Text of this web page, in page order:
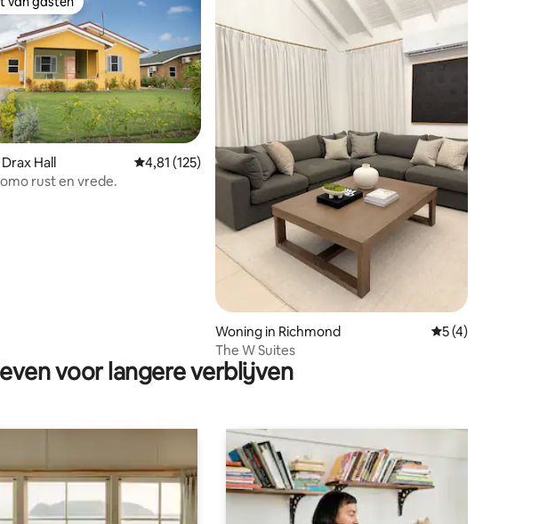
van 4,92 op 5, 13 recensies
van gasten
Hall Gemiddelde beoordeling van 4,81 op 5, 125 recensies
4,81 (125)
rust en vrede.
Woning in Richmond Gemiddelde
5 (4)
The W Suites
voor langere verblijven